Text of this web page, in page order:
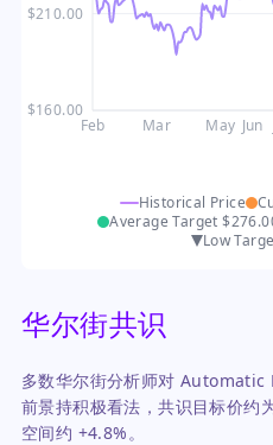
$160.00
$210.00
Feb Mar May Jun
Historical Price
Average Target
Low
华尔街共识
多数华尔街分析师对
前景持积极看法，共识目标价约
空间约 +4.8%。